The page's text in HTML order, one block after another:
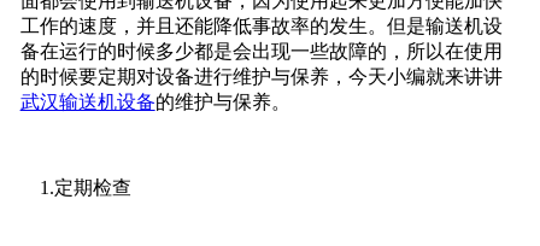
工作的速度，并且还能降低事故率的发生。但是输送机设
备在运行的时候多少都是会出现一些故障的，所以在使用
的时候要定期对设备进行维护与保养，今天小编就来讲讲
武汉输送机设备的维护与保养。
1.定期检查